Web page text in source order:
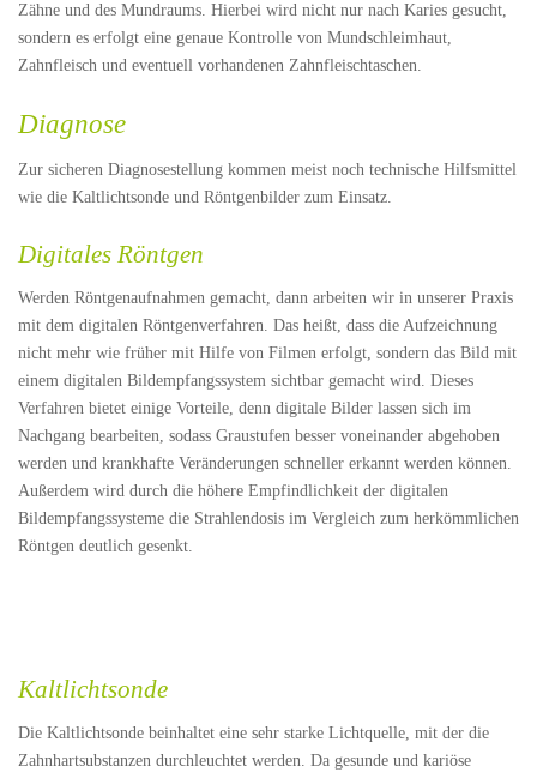
Zähne und des Mundraums. Hierbei wird nicht nur nach Karies gesucht,
sondern es erfolgt eine genaue Kontrolle von Mundschleimhaut,
Zahnfleisch und eventuell vorhandenen Zahnfleischtaschen.
Diagnose
Zur sicheren Diagnosestellung kommen meist noch technische Hilfsmittel
wie die Kaltlichtsonde und Röntgenbilder zum Einsatz.
Digitales Röntgen
Werden Röntgenaufnahmen gemacht, dann arbeiten wir in unserer Praxis
mit dem digitalen Röntgenverfahren. Das heißt, dass die Aufzeichnung
nicht mehr wie früher mit Hilfe von Filmen erfolgt, sondern das Bild mit
einem digitalen Bildempfangssystem sichtbar gemacht wird. Dieses
Verfahren bietet einige Vorteile, denn digitale Bilder lassen sich im
Nachgang bearbeiten, sodass Graustufen besser voneinander abgehoben
werden und krankhafte Veränderungen schneller erkannt werden können.
Außerdem wird durch die höhere Empfindlichkeit der digitalen
Bildempfangssysteme die Strahlendosis im Vergleich zum herkömmlichen
Röntgen deutlich gesenkt.
Kaltlichtsonde
Die Kaltlichtsonde beinhaltet eine sehr starke Lichtquelle, mit der die
Zahnhartsubstanzen durchleuchtet werden. Da gesunde und kariöse